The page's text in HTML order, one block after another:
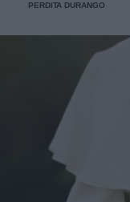
PERDITA DURANGO